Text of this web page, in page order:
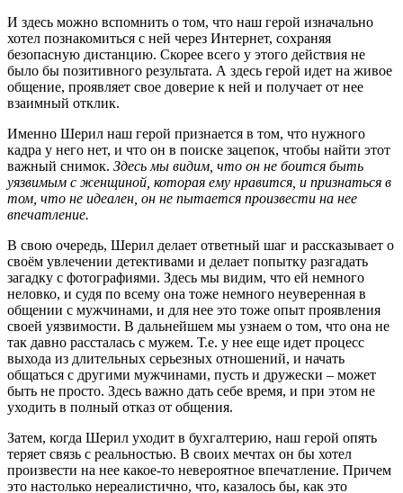
И здесь можно вспомнить о том, что наш герой изначально
хотел познакомиться с ней через Интернет, сохраняя
безопасную дистанцию. Скорее всего у этого действия не
было бы позитивного результата. А здесь герой идет на живое
общение, проявляет свое доверие к ней и получает от нее
взаимный отклик.
Именно Шерил наш герой признается в том, что нужного
кадра у него нет, и что он в поиске зацепок, чтобы найти этот
важный снимок. Здесь мы видим, что он не боится быть
уязвимым с женщиной, которая ему нравится, и признаться в
том, что не идеален, он не пытается произвести на нее
впечатление.
В свою очередь, Шерил делает ответный шаг и рассказывает о
своём увлечении детективами и делает попытку разгадать
загадку с фотографиями. Здесь мы видим, что ей немного
неловко, и судя по всему она тоже немного неуверенная в
общении с мужчинами, и для нее это тоже опыт проявления
своей уязвимости. В дальнейшем мы узнаем о том, что она не
так давно рассталась с мужем. Т.е. у нее еще идет процесс
выхода из длительных серьезных отношений, и начать
общаться с другими мужчинами, пусть и дружески – может
быть не просто. Здесь важно дать себе время, и при этом не
уходить в полный отказ от общения.
Затем, когда Шерил уходит в бухгалтерию, наш герой опять
теряет связь с реальностью. В своих мечтах он бы хотел
произвести на нее какое-то невероятное впечатление. Причем
это настолько нереалистично, что, казалось бы, как это